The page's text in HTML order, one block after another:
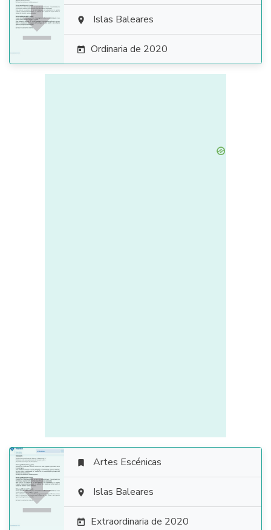
  Islas Baleares
 Ordinaria de 2020

 Artes Escénicas
 Islas Baleares
 Extraordinaria de 2020